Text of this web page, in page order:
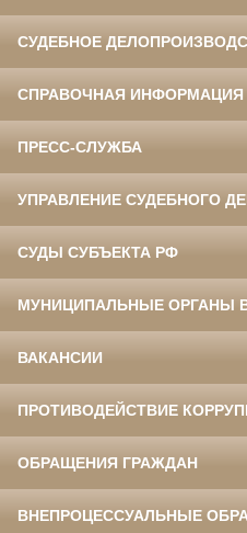
СУДЕБНОЕ
СПРАВОЧНАЯ ИНФОРМАЦИЯ
ПРЕСС-СЛУЖБА
УПРАВЛЕНИЕ СУДЕБНОГО
СУДЫ СУБЪЕКТА РФ
МУНИЦИПАЛЬНЫЕ ОРГАНЫ
ВАКАНСИИ
ПРОТИВОДЕЙСТВИЕ
ОБРАЩЕНИЯ ГРАЖДАН
ВНЕПРОЦЕССУАЛЬНЫЕ